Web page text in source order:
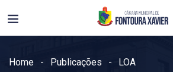
Home Publicações LOA